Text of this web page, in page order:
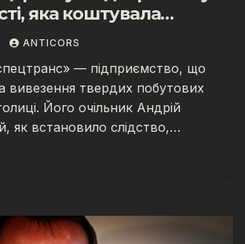
яка коштувала
ANTICORS
— підприємство, що
вивезення твердих побутових
Його очільник Андрій
як встановило слідство,…